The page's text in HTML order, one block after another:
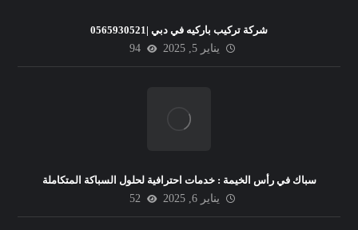
شركة تركيب باركيه في دبي |0565930521
يناير 5, 2025
94
سباك في رأس الخيمة : خدمات احترافية لحلول السباكة المتكاملة
يناير 6, 2025
52